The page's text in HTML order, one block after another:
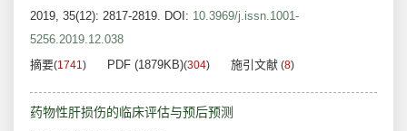
2019, 35(12): 2817-2819. DOI: 10.3969/j.issn.1001-
5256.2019.12.038
摘要(1741) PDF (1879KB)(304) 施引文献 (8)
药物性肝损伤的临床评估与预后预测